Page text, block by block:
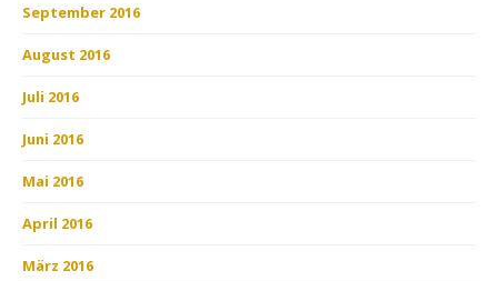
September 2016
August 2016
Juli 2016
Juni 2016
Mai 2016
April 2016
März 2016